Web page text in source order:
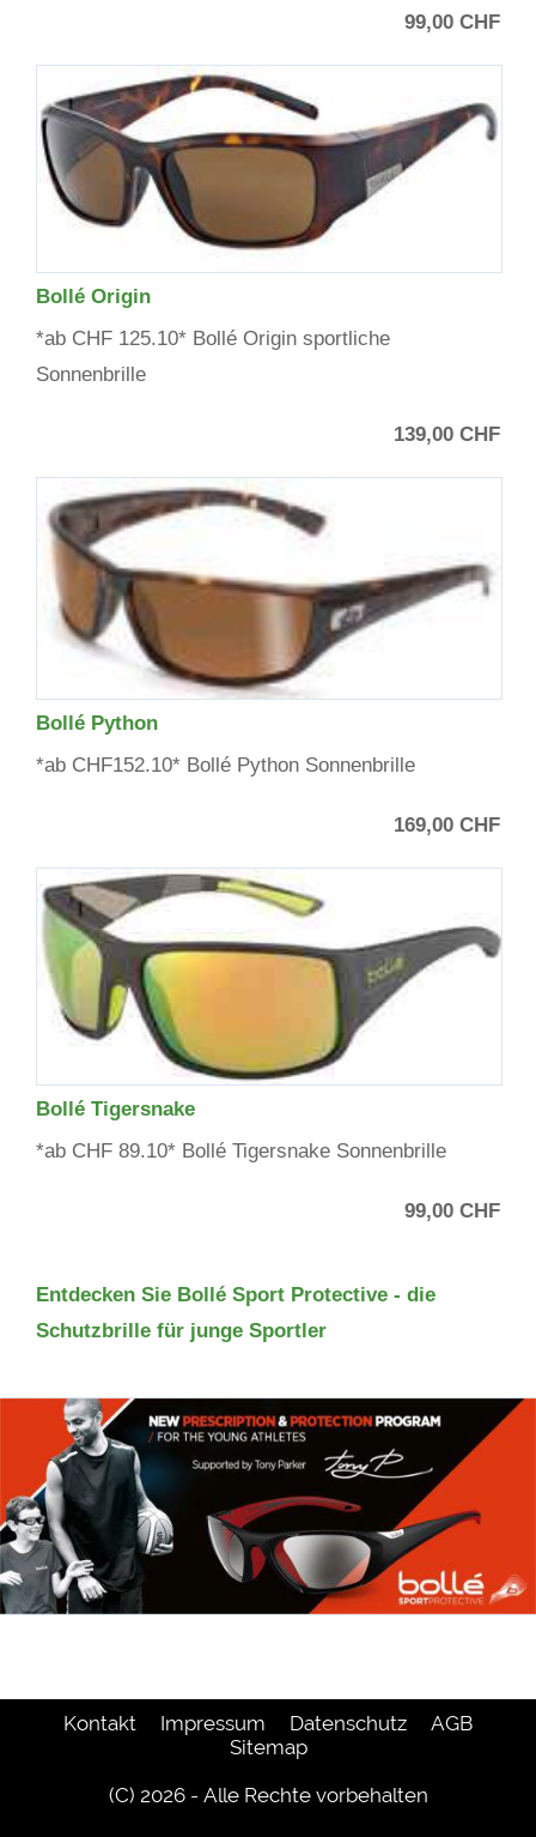
99,00 CHF
Bollé Origin
*ab CHF 125.10* Bollé Origin sportliche
Sonnenbrille
139,00 CHF
Bollé Python
*ab CHF152.10* Bollé Python Sonnenbrille
169,00 CHF
Bollé Tigersnake
*ab CHF 89.10* Bollé Tigersnake Sonnenbrille
99,00 CHF
Entdecken Sie Bollé Sport Protective - die
Schutzbrille für junge Sportler
Kontakt Impressum Datenschutz
AGB
Sitemap
(C) 2026 - Alle Rechte vorbehalten